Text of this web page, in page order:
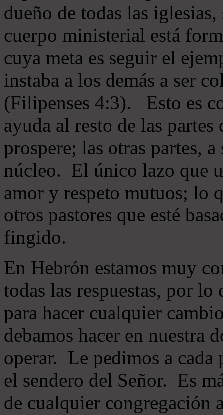
dueño de todas las
cuerpo ministerial está
cuya meta es seguir el
instaba a los demás a ser
(Filipenses 4:3). Esto es
ayuda al resto de las
prospere; las otras partes,
núcleo. El único lazo que
amor y respeto mutuos; lo
otros pastores que esté
fingido.
En Hebrón estamos muy
todas las respuestas, por
para hacer cualquier
debamos hacer en nuestra
operar. Le pedimos a cada
el sendero del Señor. Es
de cualquier congregación